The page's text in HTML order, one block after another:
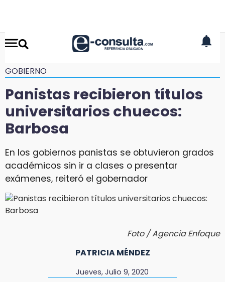
GOBIERNO
Panistas recibieron títulos
universitarios chuecos:
Barbosa
En los gobiernos panistas se obtuvieron grados
académicos sin ir a clases o presentar
exámenes, reiteró el gobernador
Foto / Agencia Enfoque
PATRICIA MÉNDEZ
Jueves, Julio 9, 2020